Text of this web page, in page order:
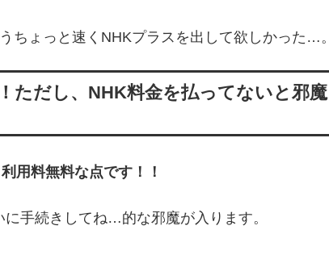
ちょっと速くNHKプラスを出して欲しかった…。
ただし、NHK料金を払ってないと邪魔
用料無料な点です！！
手続きしてね…的な邪魔が入ります。